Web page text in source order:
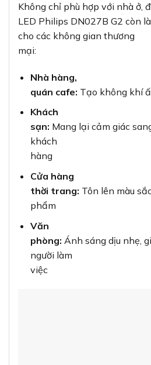
Không chỉ phù hợp với nhà ở,
LED Philips DN027B G2 còn
cho các không gian thương
mại:
Nhà hàng,
quán cafe: Tạo không khí
Khách
sạn: Mang lại cảm giác
khách
hàng
Cửa hàng
thời trang: Tôn lên màu
phẩm
Văn
phòng: Ánh sáng dịu nhẹ,
người làm
việc